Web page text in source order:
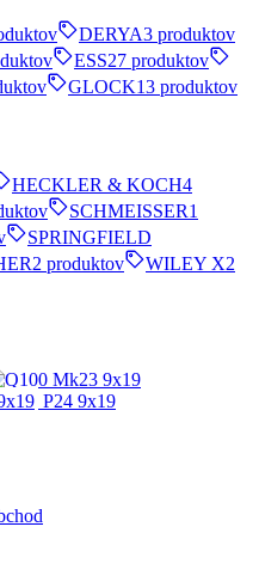
DERYA3 produktov
ESS27 produktov
GLOCK13 produktov
HECKLER & KOCH4
SCHMEISSER1
SPRINGFIELD
2 produktov WILEY X2
P24 9x19